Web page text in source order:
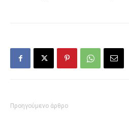
Προηγούμενο άρθρο